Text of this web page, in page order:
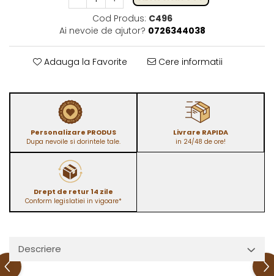
Cod Produs: C496
Ai nevoie de ajutor? 0726344038
Adauga la Favorite Cere informatii
Personalizare PRODUS
Dupa nevoile si dorintele tale.
Livrare RAPIDA
in 24/48 de ore!
Drept de retur 14 zile
Conform legislatiei in vigoare*
Descriere